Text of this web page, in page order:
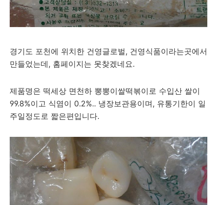
경기도 포천에 위치한 건영글로벌, 건영식품이라는곳에서
만들었는데, 홈페이지는 못찾겠네요.
제품명은 떡세상 면천하 뽕뽕이쌀떡볶이로 수입산 쌀이
99.8%이고 식염이 0.2%.. 냉장보관용이며, 유통기한이 일
주일정도로 짧은편입니다.